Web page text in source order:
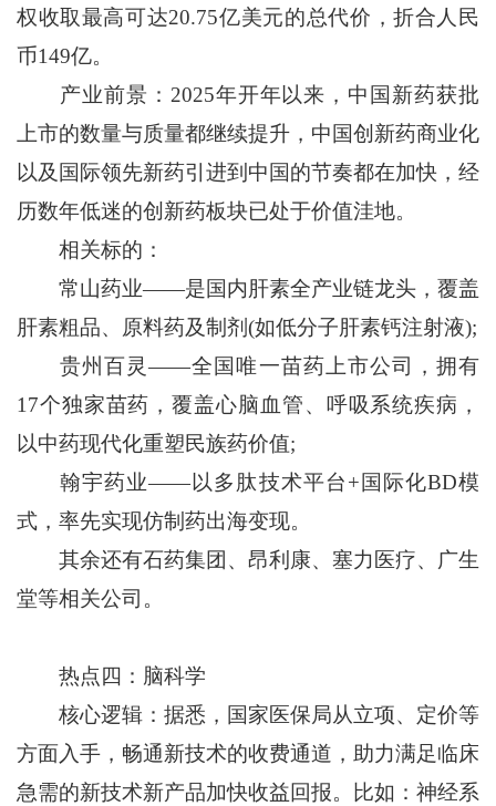
权收取最高可达20.75亿美元的总代价，折合人民
币149亿。
产业前景：2025年开年以来，中国新药获批
上市的数量与质量都继续提升，中国创新药商业化
以及国际领先新药引进到中国的节奏都在加快，经
历数年低迷的创新药板块已处于价值洼地。
相关标的：
常山药业——是国内肝素全产业链龙头，覆盖
肝素粗品、原料药及制剂(如低分子肝素钙注射液);
贵州百灵——全国唯一苗药上市公司，拥有
17个独家苗药，覆盖心脑血管、呼吸系统疾病，
以中药现代化重塑民族药价值;
翰宇药业——以多肽技术平台+国际化BD模
式，率先实现仿制药出海变现。
其余还有石药集团、昂利康、塞力医疗、广生
堂等相关公司。
热点四：脑科学
核心逻辑：据悉，国家医保局从立项、定价等
方面入手，畅通新技术的收费通道，助力满足临床
急需的新技术新产品加快收益回报。比如：神经系